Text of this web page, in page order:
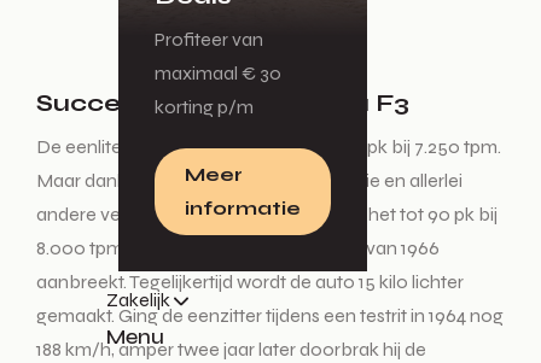
Profiteer van
maximaal € 30
korting p/m
Meer
informatie
Zakelijk
Menu
Successen van de Škoda F3
De eenlitermotor levert aanvankelijk 72 pk bij 7.250 tpm.
Maar dankzij een verhoogde compressie en allerlei
andere verbeteringen schopt de motor het tot 90 pk bij
8.000 tpm tegen de tijd dat het seizoen van 1966
aanbreekt. Tegelijkertijd wordt de auto 15 kilo lichter
gemaakt. Ging de eenzitter tijdens een testrit in 1964 nog
188 km/h, amper twee jaar later doorbrak hij de